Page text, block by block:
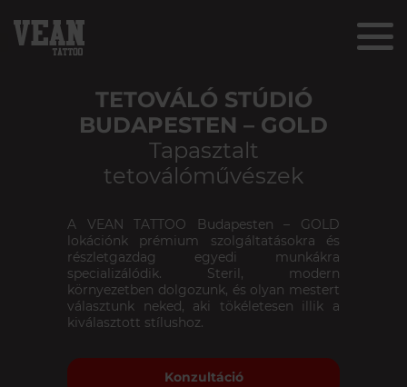
TETOVÁLÓ STÚDIÓ
BUDAPESTEN – GOLD
Tapasztalt
tetoválóművészek
A VEAN TATTOO Budapesten – GOLD
lokációnk prémium szolgáltatásokra és
részletgazdag egyedi munkákra
specializálódik. Steril, modern
környezetben dolgozunk, és olyan mestert
választunk neked, aki tökéletesen illik a
kiválasztott stílushoz.
Konzultáció